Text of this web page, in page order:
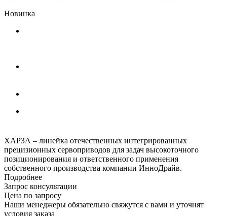
Новинка
ХАРЗА – линейка отечественных интегрированных
прецизионных сервоприводов для задач высокоточного
позиционирования и ответственного применения
собственного производства компании ИнноДрайв.
Подробнее
Запрос консультации
Цена по запросу
Наши менеджеры обязательно свяжутся с вами и уточнят
условия заказа